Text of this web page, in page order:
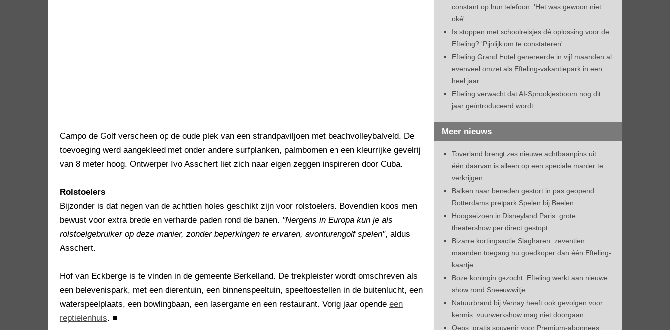
Campo de Golf verscheen op de oude plek van een strandpaviljoen met beachvolleybalveld. De
toevoeging werd aangekleed met onder andere surfplanken, palmbomen en een kleurrijke gevelrij
van 8 meter hoog. Ontwerper Ivo Asschert liet zich naar eigen zeggen inspireren door Cuba.
Rolstoelers
Bijzonder is dat negen van de achttien holes geschikt zijn voor rolstoelers. Bovendien koos men
bewust voor extra brede en verharde paden rond de banen. "Nergens in Europa kun je als
rolstoelgebruiker op deze manier, zonder beperkingen te ervaren, avonturengolf spelen", aldus
Asschert.
Hof van Eckberge is te vinden in de gemeente Berkelland. De trekpleister wordt omschreven als
een belevenispark, met een dierentuin, een binnenspeeltuin, speeltoestellen in de buitenlucht, een
waterspeelplaats, een bowlingbaan, een lasergame en een restaurant. Vorig jaar opende een
reptielenhuis. ■
constant op hun telefoon: 'Het was gewoon niet
oké'
Is stoppen met schoolreisjes dé oplossing voor de
Efteling? 'Pijnlijk om te constateren'
Efteling Grand Hotel genereerde in vijf maanden al
evenveel omzet als Efteling-vakantiepark in een
heel jaar
Efteling verwacht dat AI-Sprookjesboom nog dit
jaar geïntroduceerd wordt
Meer nieuws
Toverland brengt zes nieuwe achtbaanpins uit:
één daarvan is alleen op een speciale manier te
verkrijgen
Balken naar beneden gestort in pas geopend
Rotterdams pretpark Spelen bij Beelen
Hoogseizoen in Disneyland Paris: grote
theatershow per direct gestopt
Bizarre kortingsactie Slagharen: zeventien
maanden toegang nu goedkoper dan één Efteling-
kaartje
Boze koningin gezocht: Efteling werkt aan nieuwe
show rond Sneeuwwitje
Natuurbrand bij Venray heeft ook gevolgen voor
kermis: vuurwerkshow mag niet doorgaan
Oeps: gratis souvenir voor Premium-abonnees